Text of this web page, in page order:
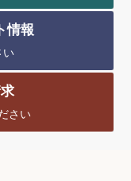
情報
い
さい